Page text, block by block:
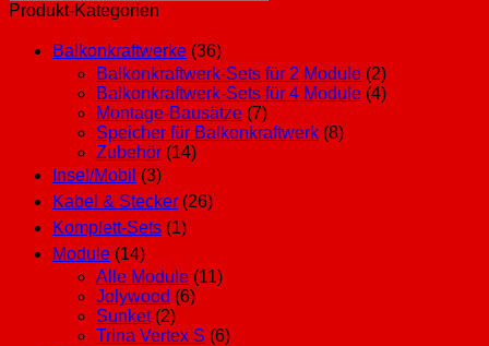
Produkt-Kategorien
Balkonkraftwerke (36)
Balkonkraftwerk-Sets für 2 Module (2)
Balkonkraftwerk-Sets für 4 Module (4)
Montage-Bausätze (7)
Speicher für Balkonkraftwerk (8)
Zubehör (14)
Insel/Mobil (3)
Kabel & Stecker (26)
Komplett-Sets (1)
Module (14)
Alle Module (11)
Jolywood (6)
Sunket (2)
Trina Vertex S (6)